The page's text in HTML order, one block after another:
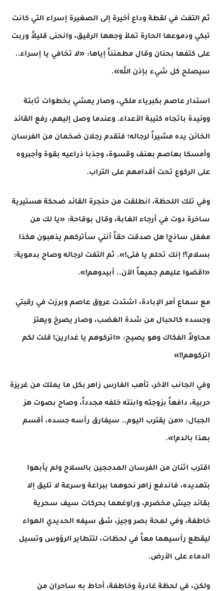
​ثم التفت في لقطة وداع أخيرة إلى الصغيرة إسراء التي كانت
تبكي ودموعها الحارة تملأ وجهها الرقيق، وانحنى قليلاً وربت
على كتفها بحنان وقال مطمئناً إياها: «لا تخافي يا إسراء..
سيصلح كل شيء بإذن الله».
​استدار عاصم بكبرياء ملكي، وصار يمشي بخطوات ثابتة
ووئيدة باتجاه كتيبة الأعداء. وعندما وصل إليهم، رفع القائد
الخائن يده مشيراً لرجاله؛ فتقدم رجلان ضخمان من الفرسان
وأمسكا بعاصم بعنف وقسوة، وجذبا ذراعيه بقوة وأجبروه
على الركوع تحت أقدامهم على التراب.
​وفي تلك اللحظة، انطلقت من حنجرة القائد ضحكة هستيرية
ساخرة دوت في أرجاء الغابة، وقال بوقاحة: «يا لك من
مغفل ساذج! هل صدقت حقاً أنني سأتركهم يذهبون هكذا
بسلام؟! إنك تحلم يا فتى!». ثم التفت لرجاله وصاح بدموية:
«اقضوا عليهم جميعاً الآن.. أبيدوهم!».
​مع سماع أمر الإبادة، اشتدت عروق عاصم وبرزت في رقبتي
وجسده كالحبال من شدة الغضب، وصار يصرخ ويهتز
محاولاً الفكاك وهو يصيح: «اتركوهم يا غدارين! قلت لكم
اتركوهم!!»
​وفي الجانب الآخر، تأهب الفارس زاهر بكل ما يملك من غريزة
حربية، دافعاً بزوجته وابنته خلفه مجدداً، وصاح بصوت هز
الجبال: «من يقترب اليوم.. سيفارق رأسه جسده، أقسم
بهذا بالدم!».
​اقترب اثنان من الفرسان المدججين بالسلاح ولم يأبهوا
بتهديده، فاندفع زاهر نحوهما ببراعة وسرعة لا تليق إلا
بقائد جيش مخضرم، وراوغهما بحركات سيف سحرية
خاطفة، وفي لمحة بصر وجيز، شق سيفه الحديدي الهواء
ليقطع رأسيهما معاً في لحظات، لتتطاير الرؤوس وتسيل
الدماء على الأرض.
​ولكن، في لحظة غادرة وخاطفة، أحاط به ساحران من